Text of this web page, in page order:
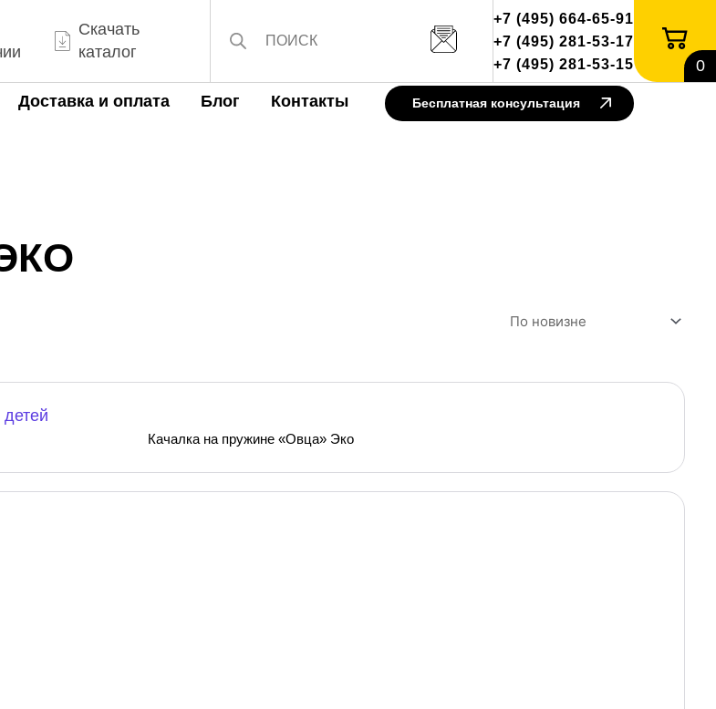
Скачать
каталог
+7 (495) 664-65-91
+7 (495) 281-53-17
+7 (495) 281-53-15
0
Доставка и оплата Блог Контакты Бесплатная консультация
Качалка на пружине «Овца» Эко